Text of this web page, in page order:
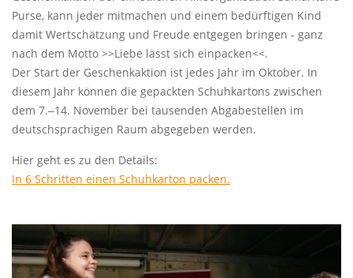
Purse, kann jeder mitmachen und einem bedürftigen Kind
damit Wertschätzung und Freude entgegen bringen - ganz
nach dem Motto >>Liebe lässt sich einpacken<<.
Der Start der Geschenkaktion ist jedes Jahr im Oktober. In
diesem Jahr können die gepackten Schuhkartons zwischen
dem 7.‒14. November bei tausenden Abgabestellen im
deutschsprachigen Raum abgegeben werden.
Hier geht es zu den Details:
In 6 Schritten einen Schuhkarton packen.